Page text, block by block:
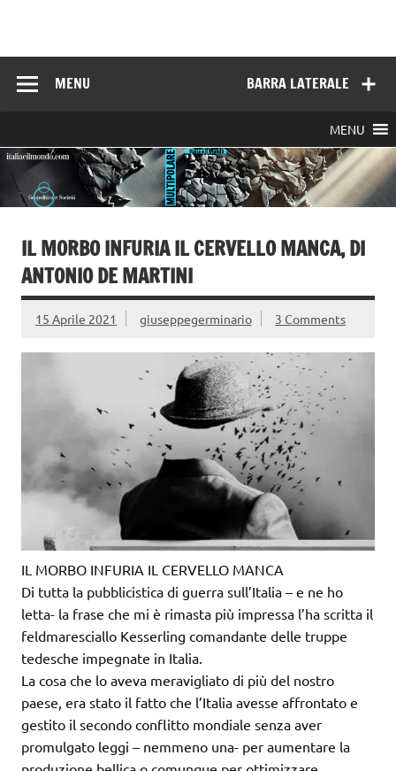
BARRA LATERALE
MENU
MENU
IL MORBO INFURIA IL CERVELLO MANCA, DI
ANTONIO DE MARTINI
15 Aprile 2021 giuseppegerminario 3 Comments
IL MORBO INFURIA IL CERVELLO MANCA
Di tutta la pubblicistica di guerra sull’Italia – e ne ho
letta- la frase che mi è rimasta più impressa l’ha scritta il
feldmaresciallo Kesserling comandante delle truppe
tedesche impegnate in Italia.
La cosa che lo aveva meravigliato di più del nostro
paese, era stato il fatto che l’Italia avesse affrontato e
gestito il secondo conflitto mondiale senza aver
promulgato leggi – nemmeno una- per aumentare la